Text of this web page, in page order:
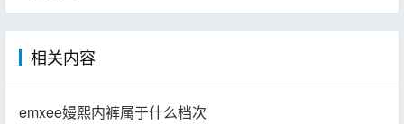
相关内容
emxee嫚熙内裤属于什么档次